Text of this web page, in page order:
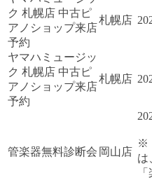
ク 札幌店 中古ピ
アノショップ来店
予約
札幌店
ヤマハミュージッ
ク 札幌店 中古ピ
アノショップ来店
予約
札幌店
管楽器無料診断会 岡山店
※
は